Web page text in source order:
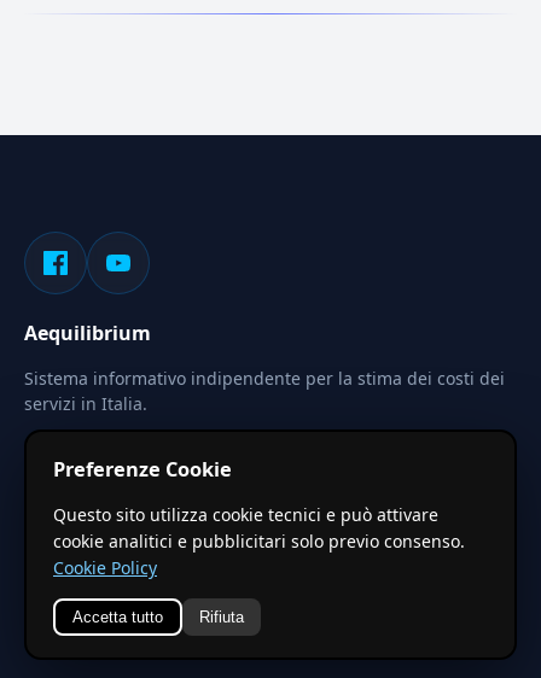
Aequilibrium
Sistema informativo indipendente per la stima dei costi dei
servizi in Italia.
Le stime pubblicate sono calcolate tramite coefficienti
territoriali regionali applicati a valori base nazionali. Non
costituiscono preventivo ufficiale.
© 2026 Aequilibrium — Un progetto di vxd.mobi
Preferenze Cookie
Questo sito utilizza cookie tecnici e può attivare
cookie analitici e pubblicitari solo previo consenso.
Cookie Policy
Accetta tutto Rifiuta